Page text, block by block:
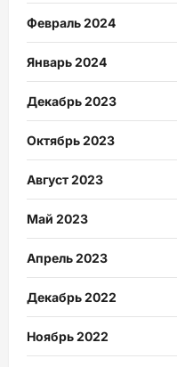
Февраль 2024
Январь 2024
Декабрь 2023
Октябрь 2023
Август 2023
Май 2023
Апрель 2023
Декабрь 2022
Ноябрь 2022